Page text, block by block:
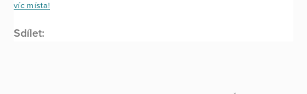
víc místa!
Sdílet: